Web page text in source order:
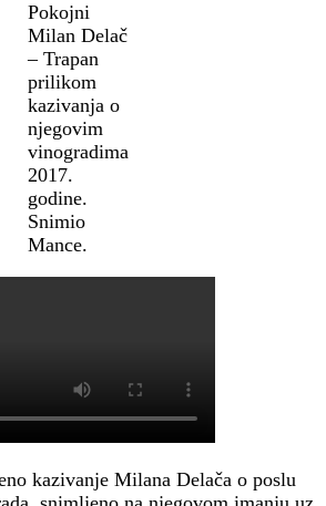
Pokojni
Milan Delač
– Trapan
prilikom
kazivanja o
njegovim
vinogradima
2017.
godine.
Snimio
Mance.
kazivanje Milana Delača o poslu